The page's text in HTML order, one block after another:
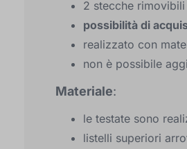
2 stecche
possibilità di
realizzato con
non è possibile
Materiale:
le testate sono
listelli superiori